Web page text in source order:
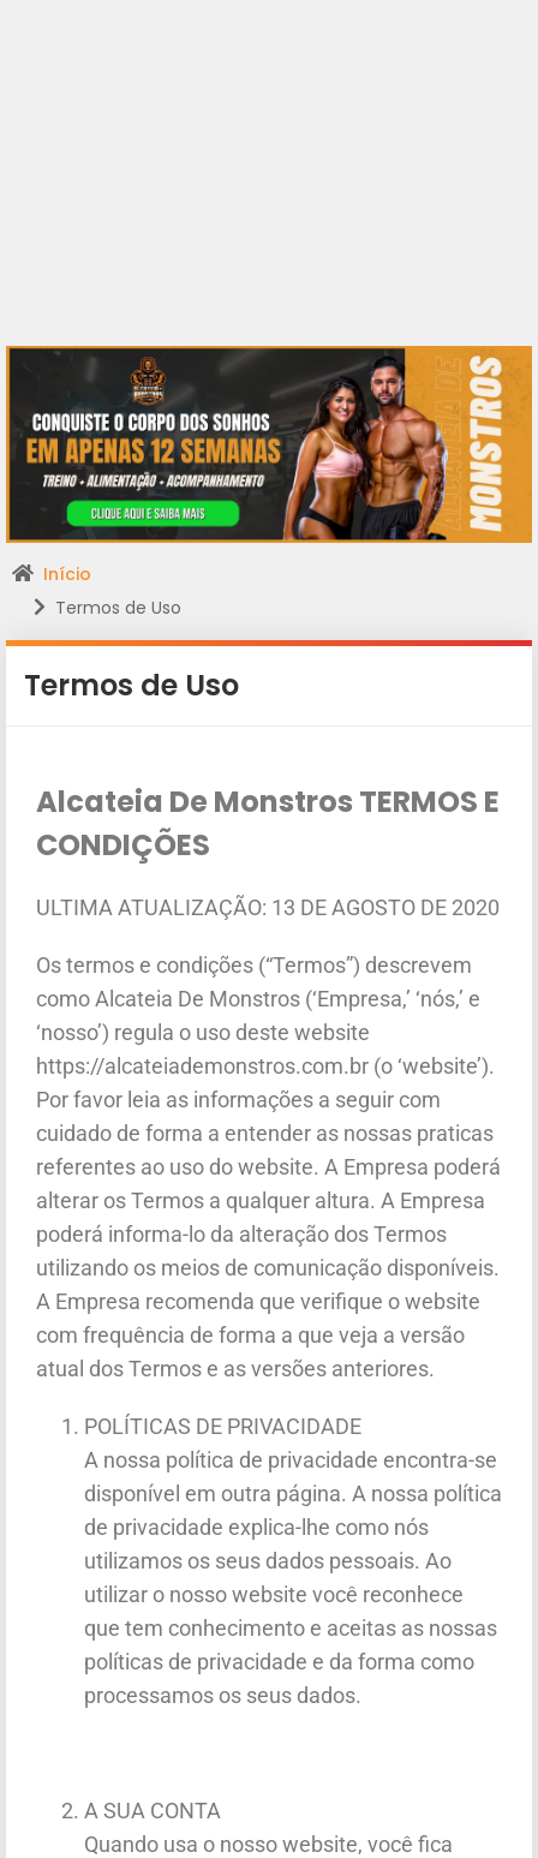
Início
Termos de Uso
Termos de Uso
Alcateia De Monstros TERMOS E
CONDIÇÕES
ULTIMA ATUALIZAÇÃO: 13 DE AGOSTO DE 2020
Os termos e condições (“Termos”) descrevem
como Alcateia De Monstros (‘Empresa,’ ‘nós,’ e
‘nosso’) regula o uso deste website
https://alcateiademonstros.com.br (o ‘website’).
Por favor leia as informações a seguir com
cuidado de forma a entender as nossas praticas
referentes ao uso do website. A Empresa poderá
alterar os Termos a qualquer altura. A Empresa
poderá informa-lo da alteração dos Termos
utilizando os meios de comunicação disponíveis.
A Empresa recomenda que verifique o website
com frequência de forma a que veja a versão
atual dos Termos e as versões anteriores.
POLÍTICAS DE PRIVACIDADE
A nossa política de privacidade encontra-se
disponível em outra página. A nossa política
de privacidade explica-lhe como nós
utilizamos os seus dados pessoais. Ao
utilizar o nosso website você reconhece
que tem conhecimento e aceitas as nossas
políticas de privacidade e da forma como
processamos os seus dados.
A SUA CONTA
Quando usa o nosso website, você fica